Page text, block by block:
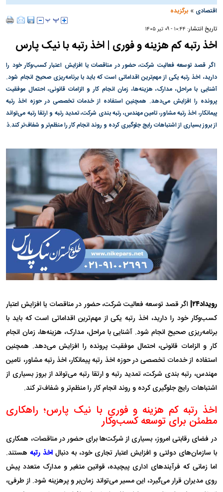
اقتصادی »برگزیده
تاریخ انتشار: ۱۰:۴۴ - ۰۹ تير ۱۴۰۵
اخذ رتبه کم هزینه و فوری | اخذ رتبه با نیک پارس
اگر قصد توسعه فعالیت شرکت، حضور در مناقصات یا افزایش اعتبار کسب‌وکار خود را
دارید، اخذ رتبه یکی از مهم‌ترین اقداماتی است که باید با برنامه‌ریزی صحیح انجام شود.
آشنایی با مراحل، مدارک، هزینه‌ها، زمان انجام کار و الزامات قانونی، احتمال موفقیت
پرونده را افزایش می‌دهد. همچنین استفاده از خدمات تخصصی در حوزه اخذ رتبه
پیمانکار، اخذ رتبه مشاور، تامین مهندس، رتبه بندی شرکت، تمدید رتبه و ارتقا رتبه می‌تواند
از بروز بسیاری از اشتباهات رایج جلوگیری کرده و روند انجام کار را منظم‌تر و شفاف‌تر کند.ذ
رویداد۲۴|
اگر قصد توسعه فعالیت شرکت، حضور در مناقصات یا افزایش اعتبار
کسب‌وکار خود را دارید، اخذ رتبه یکی از مهم‌ترین اقداماتی است که باید با
برنامه‌ریزی صحیح انجام شود. آشنایی با مراحل، مدارک، هزینه‌ها، زمان انجام
کار و الزامات قانونی، احتمال موفقیت پرونده را افزایش می‌دهد. همچنین
استفاده از خدمات تخصصی در حوزه اخذ رتبه پیمانکار، اخذ رتبه مشاور، تامین
مهندس، رتبه بندی شرکت، تمدید رتبه و ارتقا رتبه می‌تواند از بروز بسیاری از
اشتباهات رایج جلوگیری کرده و روند انجام کار را منظم‌تر و شفاف‌تر کند.
اخذ رتبه کم هزینه و فوری با نیک پارس؛ راهکاری
مطمئن برای توسعه کسب‌وکار
در فضای رقابتی امروز، بسیاری از شرکت‌ها برای حضور در مناقصات، همکاری
با سازمان‌های دولتی و افزایش اعتبار تجاری خود، به دنبال اخذ رتبههستند.
اما زمانی که فرآیندهای اداری پیچیده، قوانین متغیر و مدارک متعدد پیش
روی مدیران قرار می‌گیرد، این مسیر می‌تواند زمان‌بر و پرهزینه شود. از طرفی،